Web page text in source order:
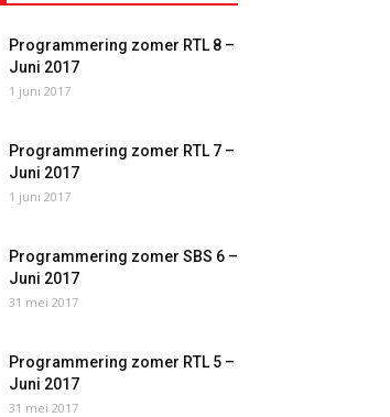
Programmering zomer RTL 8 –
Juni 2017
1 juni 2017
Programmering zomer RTL 7 –
Juni 2017
1 juni 2017
Programmering zomer SBS 6 –
Juni 2017
31 mei 2017
Programmering zomer RTL 5 –
Juni 2017
31 mei 2017